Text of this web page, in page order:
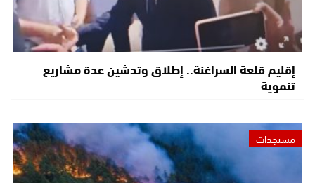
إقليم قلعة السراغنة.. إطلاق وتدشين عدة مشاريع
تنموية
مستجدات